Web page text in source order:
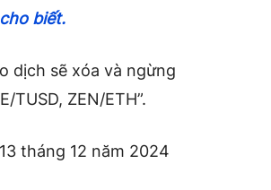
biết.
dịch sẽ xóa và ngừng
TUSD, ZEN/ETH”.
tháng 12 năm 2024